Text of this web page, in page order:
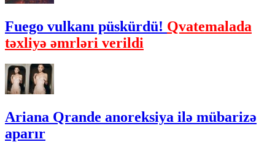
Fuego vulkanı püskürdü! Qvatemalada
təxliyə əmrləri verildi
Ariana Qrande anoreksiya ilə mübarizə
aparır